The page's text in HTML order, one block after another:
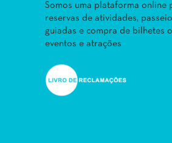
Somos uma plataforma online
reservas de atividades,
guiadas e compra de bilhetes
eventos e atrações